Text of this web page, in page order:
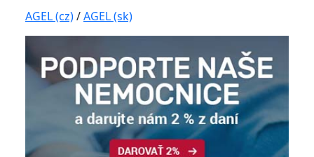
AGEL (cz)/AGEL (sk)